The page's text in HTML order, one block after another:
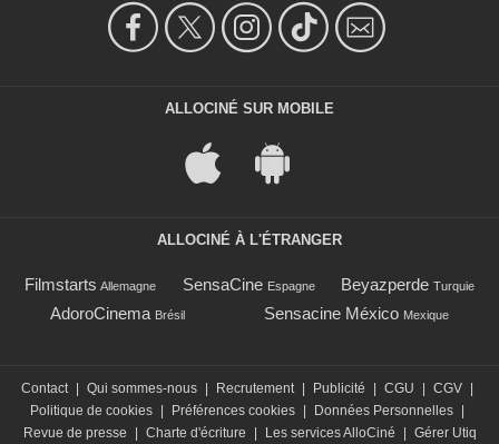
ALLOCINÉ SUR MOBILE
ALLOCINÉ À L'ÉTRANGER
Filmstarts Allemagne SensaCine Espagne Beyazperde Turquie
AdoroCinema Brésil Sensacine México Mexique
Contact Qui sommes-nous Recrutement Publicité CGU CGV
Politique de cookies
Préférences cookies Données Personnelles
Revue de presse
Charte d'écriture Les services AlloCiné Gérer Utiq